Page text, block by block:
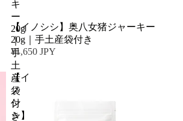
キ
ー
20g
｜
手
土
産
袋
付
き
【イノシシ】奥八女猪ジャーキー
20g｜手土産袋付き
¥1,650 JPY
【イ
ノ
シ
シ】